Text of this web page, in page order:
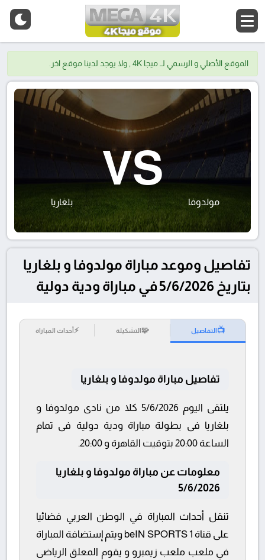
الموقع الأصلي و الرسمي لــ ميجا 4K , ولا يوجد لدينا موقع اخر.
مولدوفا
VS
بلغاريا
تفاصيل وموعد مباراة مولدوفا و بلغاريا
بتاريخ 5/6/2026 في مباراة ودية دولية
📺التفاصيل 🧩التشكيلة ⚡أحداث المباراة
تفاصيل مباراة مولدوفا و بلغاريا
يلتقى اليوم 5/6/2026 كلا من نادى مولدوفا و
بلغاريا فى بطولة مباراة ودية دولية فى تمام
الساعة 20:00 بتوقيت القاهرة و 20:00.
معلومات عن مباراة مولدوفا و بلغاريا
5/6/2026
تنقل أحداث المباراة في الوطن العربي فضائيا
على قناة beIN SPORTS 1 ويتم إستضافة المباراة
في ملعب ملعب زيمبرو و يقوم المعلق الرياضى